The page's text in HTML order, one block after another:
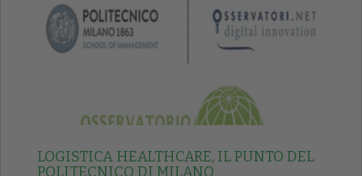
LOGISTICA HEALTHCARE, IL PUNTO DEL
POLITECNICO DI MILANO